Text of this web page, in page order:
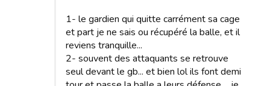
1- le gardien qui quitte carrément sa cage
et part je ne sais ou récupéré la balle, et il
reviens tranquille...
2- souvent des attaquants se retrouve
seul devant le gb... et bien lol ils font demi